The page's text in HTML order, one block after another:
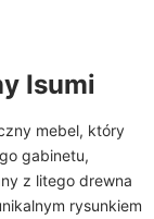
Isumi
mebel, który
gabinetu,
z litego drewna
rysunkiem